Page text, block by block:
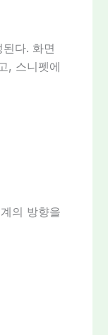
다. 화면
, 스니펫에
의 방향을